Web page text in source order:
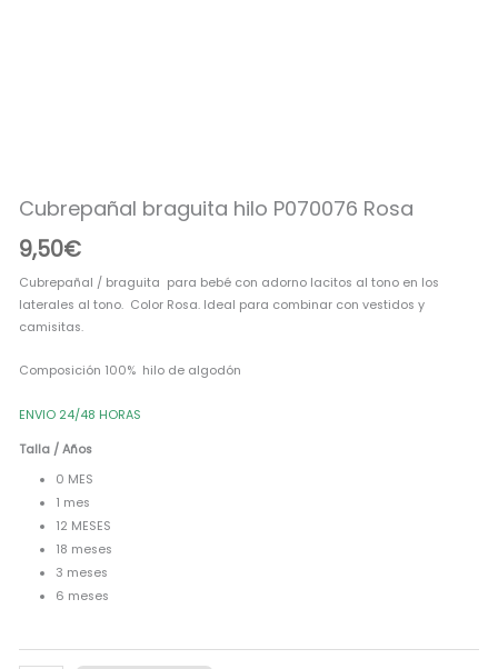
Cubrepañal braguita hilo P070076 Rosa
9,50€
Cubrepañal / braguita para bebé con adorno lacitos al tono en los
laterales al tono. Color Rosa. Ideal para combinar con vestidos y
camisitas.
Composición 100% hilo de algodón
ENVIO 24/48 HORAS
Talla / Años
0 MES
1 mes
12 MESES
18 meses
3 meses
6 meses